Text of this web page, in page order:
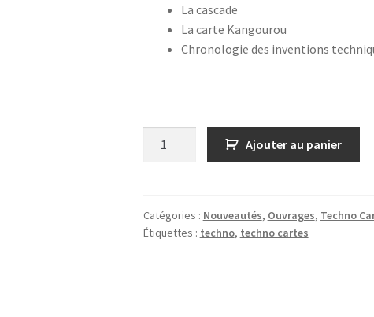
La cascade
La carte Kangourou
Chronologie des inventions
-
volume
Ajouter au panier
Catégories : Nouveautés, Ouvrages, Techno
Étiquettes : techno, techno cartes